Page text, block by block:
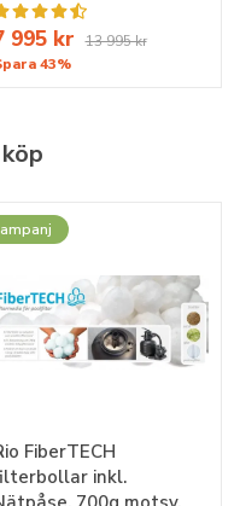
995 kr 13 995 kr
43%
FiberTECH
inkl.